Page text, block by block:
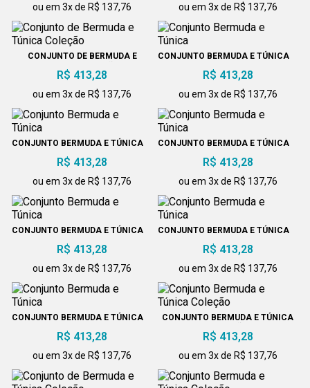
ou em 3x de R$ 137,76 ou em 3x de R$ 137,76
CONJUNTO DE BERMUDA E
R$ 413,28
ou em 3x de R$ 137,76
CONJUNTO BERMUDA E TÚNICA
R$ 413,28
ou em 3x de R$ 137,76
CONJUNTO BERMUDA E TÚNICA
R$ 413,28
ou em 3x de R$ 137,76
CONJUNTO BERMUDA E TÚNICA
R$ 413,28
ou em 3x de R$ 137,76
CONJUNTO BERMUDA E TÚNICA
R$ 413,28
ou em 3x de R$ 137,76
CONJUNTO BERMUDA E TÚNICA
R$ 413,28
ou em 3x de R$ 137,76
CONJUNTO BERMUDA E TÚNICA
R$ 413,28
ou em 3x de R$ 137,76
CONJUNTO BERMUDA E TÚNICA
R$ 413,28
ou em 3x de R$ 137,76